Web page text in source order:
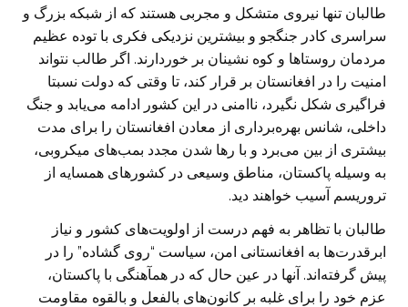
طالبان تنها نیروی متشکل و مجربی هستند که از شبکه بزرگ و
سراسری کادر جنگجو و بیشترین نزدیکی فکری با توده عظیم
مردمان روستاها و کوه نشینان بر خوردارند. اگر طالب نتواند
امنیت را در افغانستان بر قرار کند، تا وقتی که دولت نسبتا
فراگیری شکل نگیرد، ناامنی در این کشور ادامه می‌یابد و جنگ
داخلی، شانس بهره‌برداری از معادن افغانستان را برای مدت
بیشتری از بین می‌برد و با رها شدن مجدد بمب‌های میکروبی،
به وسیله پاکستان، مناطق وسیعی در کشور‌های همسایه از
تروریسم آسیب خواهند دید.
طالبان با تظاهر به فهم درست از اولویت‌های کشور و نیاز
ابرقدرت‌ها به افغانستانی امن، سیاست “روی گشاده” را در
پیش گرفته‌اند. آنها در عین حال که در همآهنگی با پاکستان،
عزم خود را برای غلبه بر کانون‌های بالفعل و بالقوه مقاومت